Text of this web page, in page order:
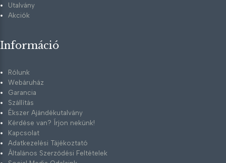
Utalvány
Akciók
Információ
Rólunk
Webáruház
Garancia
Szállítás
Ékszer Ajándékutalvány
Kérdése van? Írjon nekünk!
Kapcsolat
Adatkezelési Tájékoztató
Általános Szerződési Feltételek